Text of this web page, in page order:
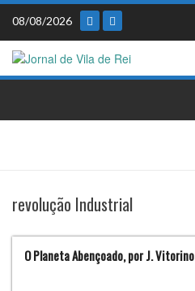
Skip
content
08/08/2026
revolução Industrial
O Planeta Abençoado, por J. Vitorino